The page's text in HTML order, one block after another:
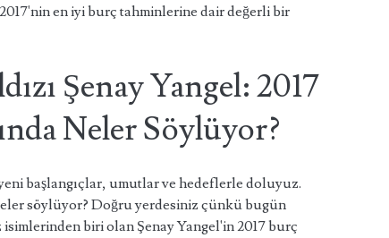
en iyi burç tahminlerine dair değerli bir
Şenay Yangel: 2017
Neler Söylüyor?
başlangıçlar, umutlar ve hedeflerle doluyuz.
söylüyor? Doğru yerdesiniz çünkü bugün
isimlerinden biri olan Şenay Yangel'in 2017 burç